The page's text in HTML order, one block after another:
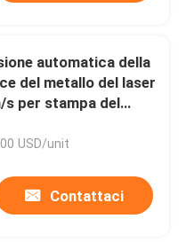
automatica della
del metallo del laser
s per stampa del
USD/unit
Contattaci